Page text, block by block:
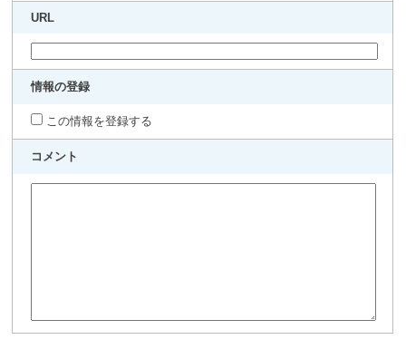
URL
情報の登録
この情報を登録する
コメント